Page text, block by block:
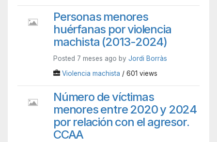
Personas menores
huérfanas por violencia
machista (2013-2024)
Posted 7 meses ago by Jordi Borràs
Violencia machista / 601 views
Número de víctimas
menores entre 2020 y 2024
por relación con el agresor.
CCAA